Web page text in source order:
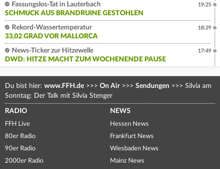
Fassungslos-Tat in Lauterbach
SCHMUCK AUS BRANDRUINE GESTOHLEN
19:25
Rekord-Wassertemperatur
33,02 GRAD VOR MALLORCA
18:29
News-Ticker zur Hitzewelle
DWD: HITZE MACHT ZUM WOCHENENDE PAUSE
17:49
Du bist hier: www.FFH.de >>> On Air >>> Sendungen >>> Silvia am
Sonntag: Der Talk mit Silvia Stenger
RADIO
FFH Live
80er Radio
90er Radio
2000er Radio
NEWS
Hessen News
Frankfurt News
Wiesbaden News
Mainz News